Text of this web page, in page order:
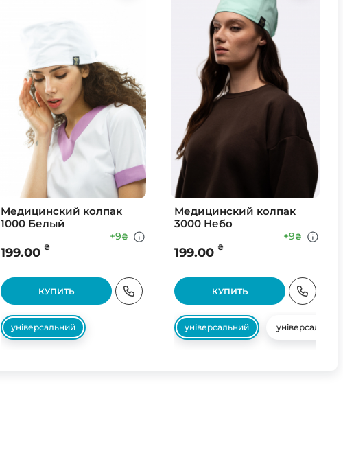
Медицинский колпак
1000 Белый
199.00 ₴
+9₴
КУПИТЬ
універсальний
Медицинский колпак
3000 Небо
199.00 ₴
+9₴
КУПИТЬ
універсальний універсальний